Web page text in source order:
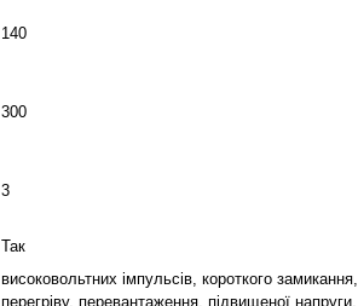
140
300
3
Так
високовольтних імпульсів, короткого замикання,
перегріву, перевантаження, підвищеної напруги,